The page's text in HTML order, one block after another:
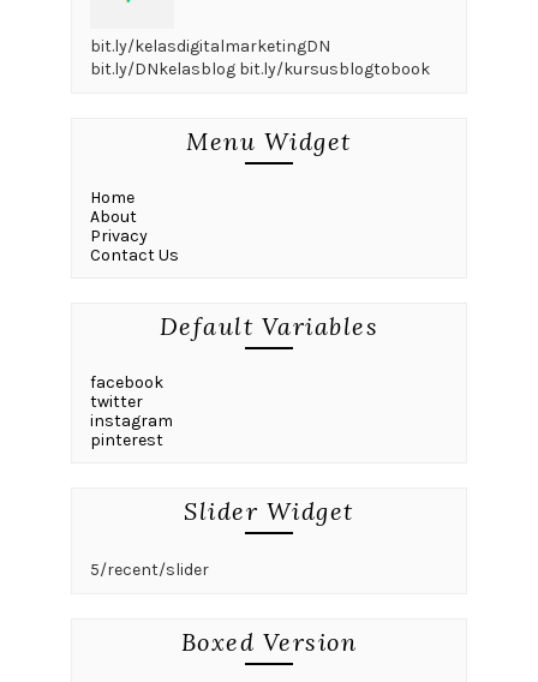
bit.ly/kelasdigitalmarketingDN
bit.ly/DNkelasblog bit.ly/kursusblogtobook
Menu Widget
Home
About
Privacy
Contact Us
Default Variables
facebook
twitter
instagram
pinterest
Slider Widget
5/recent/slider
Boxed Version